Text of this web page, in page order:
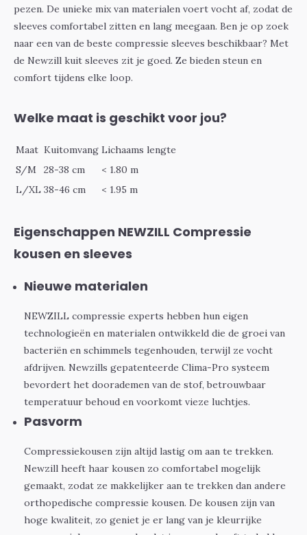
pezen. De unieke mix van materialen voert vocht af, zodat de
sleeves comfortabel zitten en lang meegaan. Ben je op zoek
naar een van de beste compressie sleeves beschikbaar? Met
de Newzill kuit sleeves zit je goed. Ze bieden steun en
comfort tijdens elke loop.
Welke maat is geschikt voor jou?
Maat Kuitomvang Lichaams lengte
S/M
28-38 cm
< 1.80 m
L/XL 38-46 cm < 1.95 m
Eigenschappen NEWZILL Compressie
kousen en sleeves
Nieuwe materialen
NEWZILL compressie experts hebben hun eigen
technologieën en materialen ontwikkeld die de groei van
bacteriën en schimmels tegenhouden, terwijl ze vocht
afdrijven. Newzills gepatenteerde Clima-Pro systeem
bevordert het doorademen van de stof, betrouwbaar
temperatuur behoud en voorkomt vieze luchtjes.
Pasvorm
Compressiekousen zijn altijd lastig om aan te trekken.
Newzill heeft haar kousen zo comfortabel mogelijk
gemaakt, zodat ze makkelijker aan te trekken dan andere
orthopedische compressie kousen. De kousen zijn van
hoge kwaliteit, zo geniet je er lang van je kleurrijke